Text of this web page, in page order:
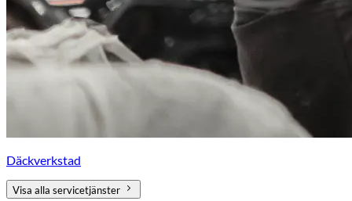
Däckverkstad
Visa alla servicetjänster